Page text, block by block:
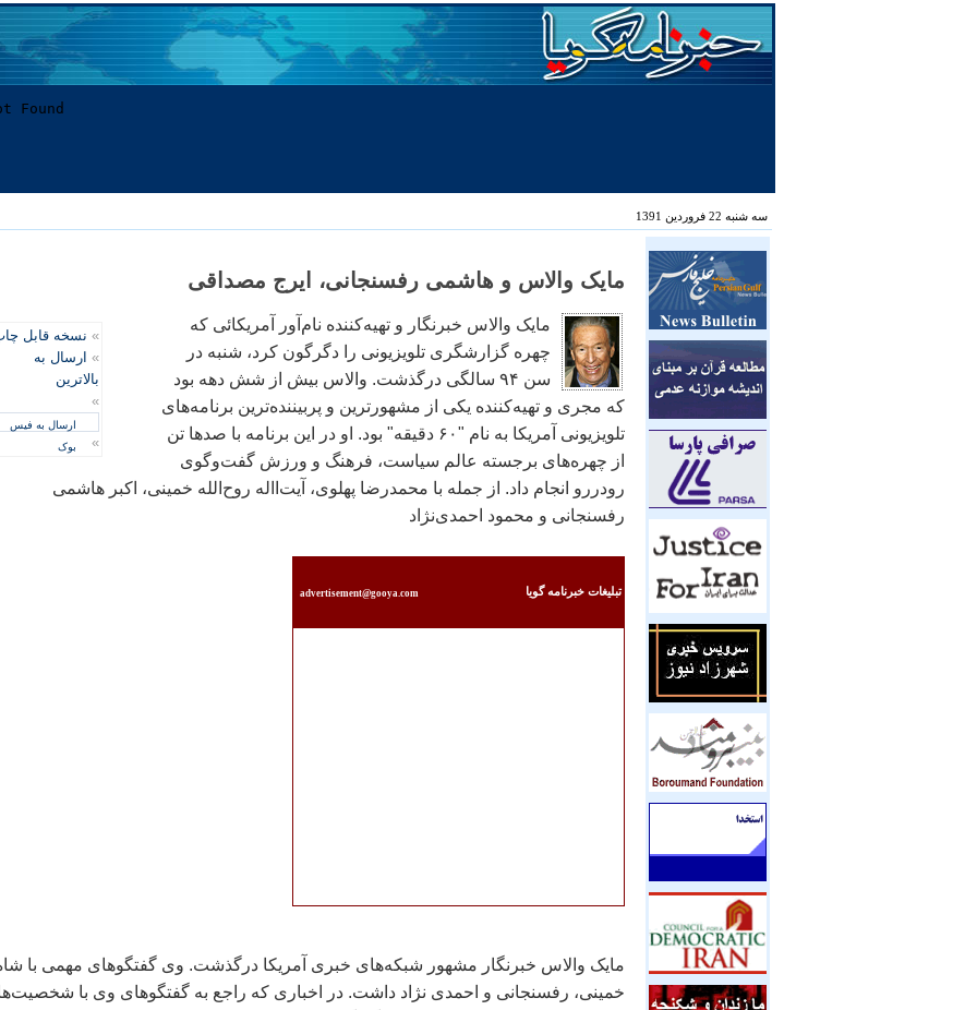
سه شنبه 22 فروردین 1391
مایک والاس و هاشمی رفسنجانی، ايرج مصداقی
» نسخه قابل
» ارسال به
بالاترین
»
ارسال به فیس
بوک
»
مايک والاس خبرنگار و تهيه‌کننده نام‌آور آمريکائی که
چهره گزارشگری تلويزيونی را دگرگون کرد، شنبه در
سن ۹۴ سالگی درگذشت. والاس بيش از شش دهه بود
که مجری و تهيه‌کننده يکی از مشهورترين و پربيننده‌ترين برنامه‌های
تلويزيونی آمريکا به نام "۶۰ دقيقه" بود. او در اين برنامه با صدها تن
از چهره‌های برجسته عالم سياست، فرهنگ و ورزش گفت‌وگوی
رودررو انجام داد. از جمله با محمدرضا پهلوی، آيت‌االه روح‌الله خمينی، اکبر هاشمی
رفسنجانی و محمود احمدی‌نژاد
تبليغات خبرنامه گويا advertisement@gooya.com
مایک والاس خبرنگار مشهور شبکه‌های خبری آمریکا درگذشت. وی گفتگوهای مهمی با
خمینی، رفسنجانی و احمدی نژاد داشت. در اخباری که راجع به گفتگوهای وی با